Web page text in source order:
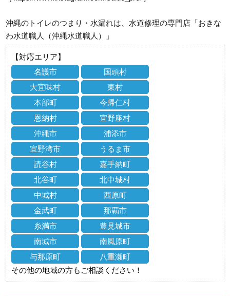
沖縄のトイレのつまり・水漏れは、水道修理の専門店「おきな
わ水道職人（沖縄水道職人）」
【対応エリア】
名護市
国頭村
大宜味村
東村
本部町
今帰仁村
恩納村
宜野座村
沖縄市
浦添市
宜野湾市
うるま市
読谷村
嘉手納町
北谷町
北中城村
中城村
西原町
金武町
那覇市
糸満市
豊見城市
南城市
南風原町
与那原町
八重瀬町
その他の地域の方もご相談ください！